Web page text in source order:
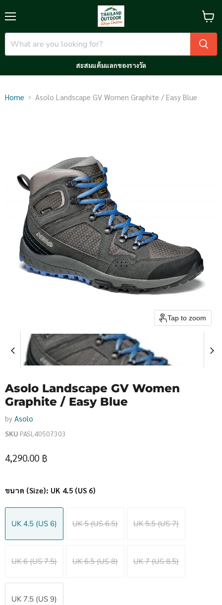
Menu
สะสมแต้มแลกของรางวัล
View
Home Asolo Landscape GV Women Graphite / Easy Blue
Tap to zoom
Asolo Landscape GV Women
Graphite / Easy Blue
by Asolo
SKU PASL40507303
Current price
4,290.00 ฿
ขนาด (Size): UK 4.5 (US 6)
UK 4.5 (US 6) UK 5 (US 6.5) UK 5.5 (US 7)
UK 6 (US 7.5) UK 6.5 (US 8) UK 7 (US 8.5)
UK 7.5 (US 9)